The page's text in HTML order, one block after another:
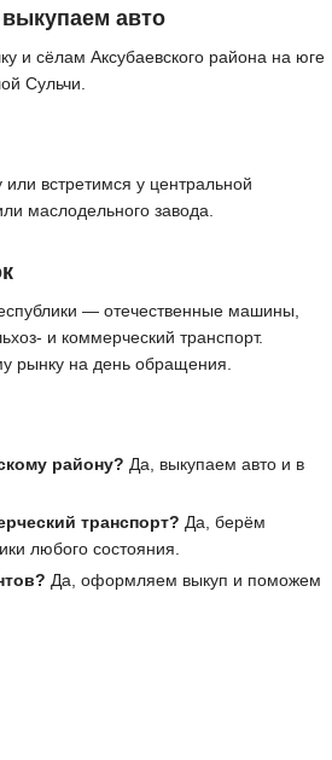
авто
и сёлам Аксубаевского района на юге
Сульчи.
встретимся у центральной
маслодельного завода.
— отечественные машины,
и коммерческий транспорт.
рынку на день обращения.
району? Да, выкупаем авто и в
транспорт? Да, берём
любого состояния.
Да, оформляем выкуп и поможем